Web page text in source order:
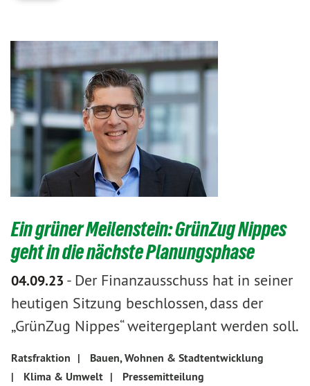
Ein grüner Meilenstein: GrünZug Nippes
geht in die nächste Planungsphase
04.09.23 - Der Finanzausschuss hat in seiner
heutigen Sitzung beschlossen, dass der
„GrünZug Nippes“ weitergeplant werden soll.
Ratsfraktion |
Bauen, Wohnen & Stadtentwicklung
|
Klima & Umwelt | Pressemitteilung